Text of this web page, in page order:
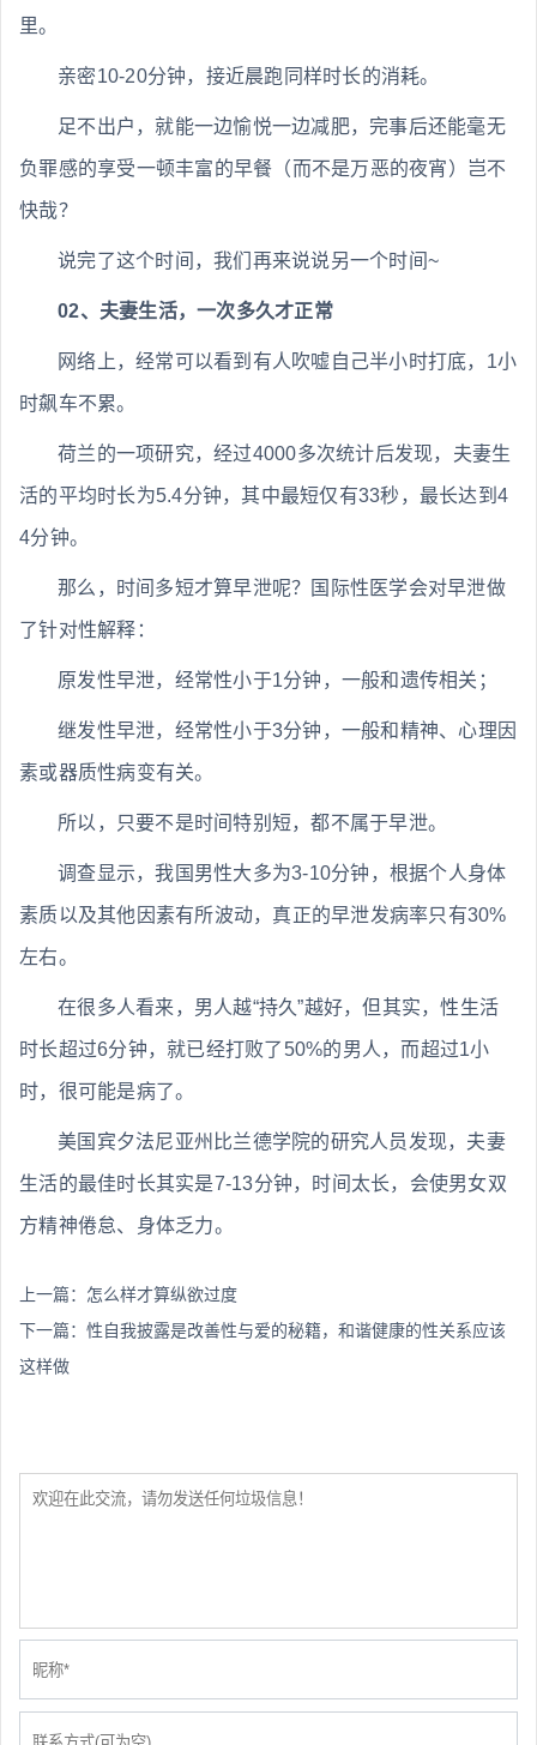
里。
亲密10-20分钟，接近晨跑同样时长的消耗。
足不出户，就能一边愉悦一边减肥，完事后还能毫无
负罪感的享受一顿丰富的早餐（而不是万恶的夜宵）岂不
快哉？
说完了这个时间，我们再来说说另一个时间~
02、夫妻生活，一次多久才正常
网络上，经常可以看到有人吹嘘自己半小时打底，1小
时飙车不累。
荷兰的一项研究，经过4000多次统计后发现，夫妻生
活的平均时长为5.4分钟，其中最短仅有33秒，最长达到4
4分钟。
那么，时间多短才算早泄呢？国际性医学会对早泄做
了针对性解释：
原发性早泄，经常性小于1分钟，一般和遗传相关；
继发性早泄，经常性小于3分钟，一般和精神、心理因
素或器质性病变有关。
所以，只要不是时间特别短，都不属于早泄。
调查显示，我国男性大多为3-10分钟，根据个人身体
素质以及其他因素有所波动，真正的早泄发病率只有30%
左右。
在很多人看来，男人越“持久”越好，但其实，性生活
时长超过6分钟，就已经打败了50%的男人，而超过1小
时，很可能是病了。
美国宾夕法尼亚州比兰德学院的研究人员发现，夫妻
生活的最佳时长其实是7-13分钟，时间太长，会使男女双
方精神倦怠、身体乏力。
上一篇： 怎么样才算纵欲过度
下一篇： 性自我披露是改善性与爱的秘籍，和谐健康的性关系应该
这样做